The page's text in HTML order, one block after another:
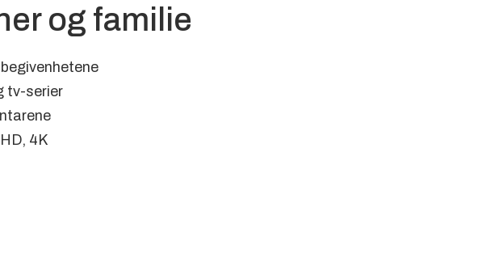
og familie
tv-serier
4K